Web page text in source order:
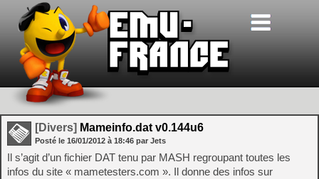
[Divers] Mameinfo.dat v0.144u6
Posté le 16/01/2012 à 18:46 par Jets
Il s’agit d’un fichier DAT tenu par MASH regroupant toutes les
infos du site « mametesters.com ». Il donne des infos sur